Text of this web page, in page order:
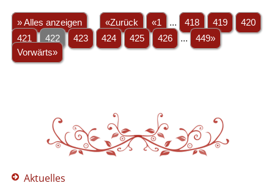
» Alles anzeigen «Zurück «1 ... 418 419
420
421
422 423 424 425 426 ...
449»
Vorwärts»
Aktuelles